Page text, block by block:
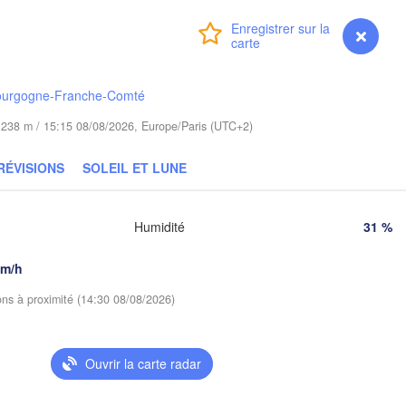
Premium myVentusky Prévisions
Franche-Comté
m / 15:15 08/08/2026, Europe/Paris (UTC+2)
SOLEIL ET LUNE
h
Humidité 31 %
à proximité (14:30 08/08/2026)
Ouvrir la carte radar
Warszawa
Poznań
Bydgoszcz